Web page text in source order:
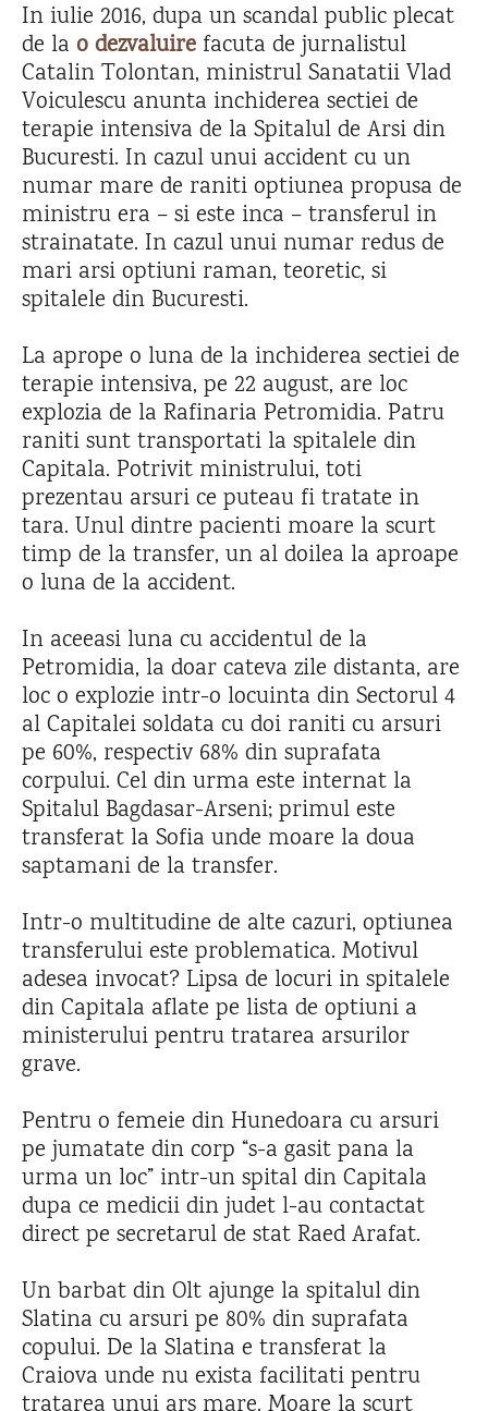
In iulie 2016, dupa un scandal public plecat
de la o dezvaluire facuta de jurnalistul
Catalin Tolontan, ministrul Sanatatii Vlad
Voiculescu anunta inchiderea sectiei de
terapie intensiva de la Spitalul de Arsi din
Bucuresti. In cazul unui accident cu un
numar mare de raniti optiunea propusa de
ministru era – si este inca – transferul in
strainatate. In cazul unui numar redus de
mari arsi optiuni raman, teoretic, si
spitalele din Bucuresti.
La aprope o luna de la inchiderea sectiei de
terapie intensiva, pe 22 august, are loc
explozia de la Rafinaria Petromidia. Patru
raniti sunt transportati la spitalele din
Capitala. Potrivit ministrului, toti
prezentau arsuri ce puteau fi tratate in
tara. Unul dintre pacienti moare la scurt
timp de la transfer, un al doilea la aproape
o luna de la accident.
In aceeasi luna cu accidentul de la
Petromidia, la doar cateva zile distanta, are
loc o explozie intr-o locuinta din Sectorul 4
al Capitalei soldata cu doi raniti cu arsuri
pe 60%, respectiv 68% din suprafata
corpului. Cel din urma este internat la
Spitalul Bagdasar-Arseni; primul este
transferat la Sofia unde moare la doua
saptamani de la transfer.
Intr-o multitudine de alte cazuri, optiunea
transferului este problematica. Motivul
adesea invocat? Lipsa de locuri in spitalele
din Capitala aflate pe lista de optiuni a
ministerului pentru tratarea arsurilor
grave.
Pentru o femeie din Hunedoara cu arsuri
pe jumatate din corp “s-a gasit pana la
urma un loc” intr-un spital din Capitala
dupa ce medicii din judet l-au contactat
direct pe secretarul de stat Raed Arafat.
Un barbat din Olt ajunge la spitalul din
Slatina cu arsuri pe 80% din suprafata
copului. De la Slatina e transferat la
Craiova unde nu exista facilitati pentru